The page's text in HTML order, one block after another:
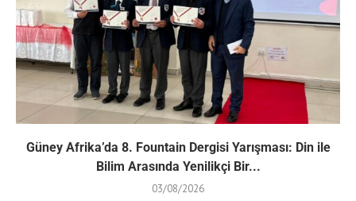
Güney Afrika’da 8. Fountain Dergisi Yarışması: Din ile
Bilim Arasında Yenilikçi Bir...
03/08/2026